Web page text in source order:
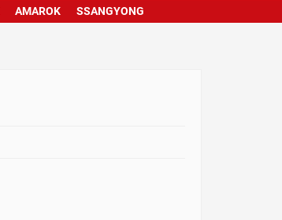
AMAROK SSANGYONG